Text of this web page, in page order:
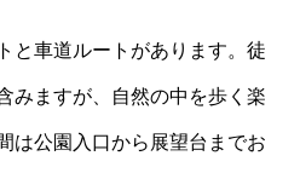
と車道ルートがあります。徒
みますが、自然の中を歩く楽
は公園入口から展望台までお